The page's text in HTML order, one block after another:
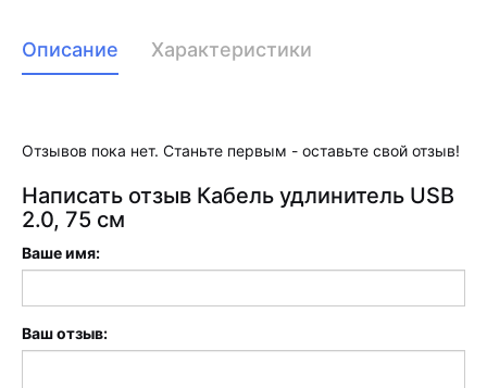
Описание Характеристики
Отзывов пока нет. Станьте первым - оставьте свой отзыв!
Написать отзыв Кабель удлинитель USB
2.0, 75 см
Ваше имя:
Ваш отзыв: